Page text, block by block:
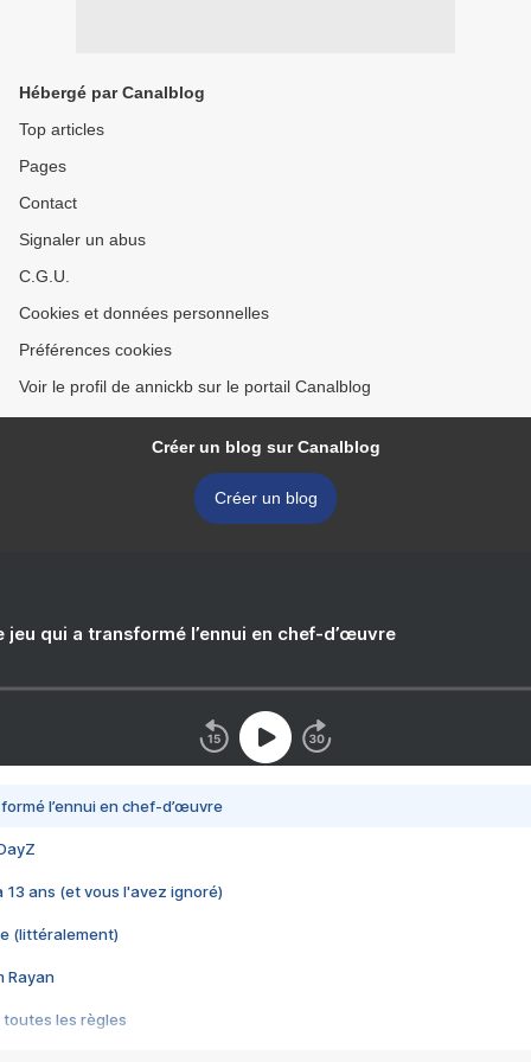
Hébergé par Canalblog
Top articles
Pages
Contact
Signaler un abus
C.G.U.
Cookies et données personnelles
Préférences cookies
Voir le profil de annickb sur le portail Canalblog
Créer un blog sur Canalblog
Créer un blog
jeu qui a transformé l’ennui en chef-d’œuvre
l’ennui en chef-d’œuvre
13 ans (et vous l'avez ignoré)
(littéralement)
Rayan
toutes les règles